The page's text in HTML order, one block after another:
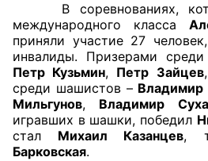
Экспертный совет ОП КО
Совет ОП КО
Общественный штаб
Члены ОП КО
Документы ОП КО
В соревнованиях,
международного класса
приняли участие 27
инвалиды. Призерами
Петр Кузьмин, Петр Зайцев,
среди шашистов – Владимир
Мильгунов, Владимир
игравших в шашки, победил
стал Михаил Казанцев,
Барковская.